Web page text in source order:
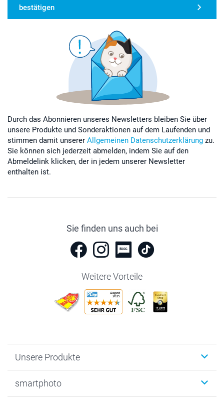
bestätigen
Durch das Abonnieren unseres Newsletters bleiben Sie über
unsere Produkte und Sonderaktionen auf dem Laufenden und
stimmen damit unserer Allgemeinen Datenschutzerklärung zu.
Sie können sich jederzeit abmelden, indem Sie auf den
Abmeldelink klicken, der in jedem unserer Newsletter
enthalten ist.
Sie finden uns auch bei
Weitere Vorteile
Unsere Produkte
Fotogeschenke
smartphoto